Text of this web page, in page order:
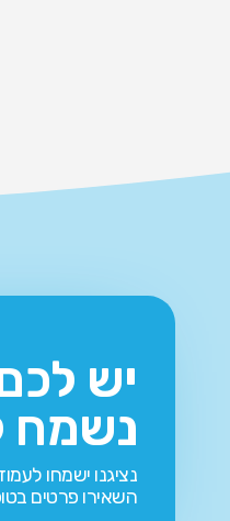
יש
נשמח
נציגנו ישמחו
השאירו פרטים